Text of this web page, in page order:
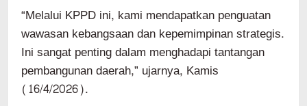
“Melalui KPPD ini, kami mendapatkan penguatan
wawasan kebangsaan dan kepemimpinan strategis.
Ini sangat penting dalam menghadapi tantangan
pembangunan daerah,” ujarnya, Kamis
(16/4/2026).